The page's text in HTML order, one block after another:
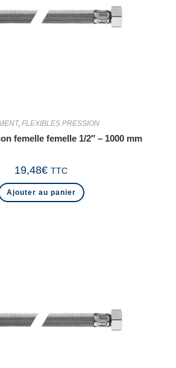
, FLEXIBLES PRESSION
femelle femelle 1/2″ – 1000 mm
19,48€ TTC
Ajouter au panier